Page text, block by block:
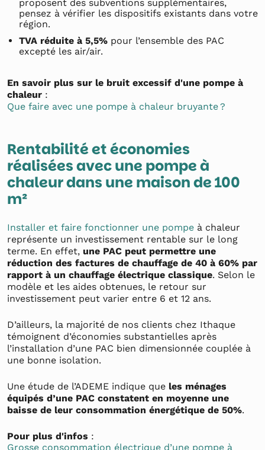
proposent des subventions supplémentaires,
pensez à vérifier les dispositifs existants dans votre
région.
TVA réduite à 5,5% pour l’ensemble des PAC
excepté les air/air.
En savoir plus sur le bruit excessif d'une pompe à
chaleur :
Que faire avec une pompe à chaleur bruyante ?
Rentabilité et économies
réalisées avec une pompe à
chaleur dans une maison de 100
m²
Installer et faire fonctionner une pompe à chaleur
représente un investissement rentable sur le long
terme. En effet, une PAC peut permettre une
réduction des factures de chauffage de 40 à 60% par
rapport à un chauffage électrique classique. Selon le
modèle et les aides obtenues, le retour sur
investissement peut varier entre 6 et 12 ans.
D’ailleurs, la majorité de nos clients chez Ithaque
témoignent d’économies substantielles après
l’installation d’une PAC bien dimensionnée couplée à
une bonne isolation.
Une étude de l’ADEME indique que les ménages
équipés d’une PAC constatent en moyenne une
baisse de leur consommation énergétique de 50%.
Pour plus d'infos :
Grosse consommation électrique d’une pompe à